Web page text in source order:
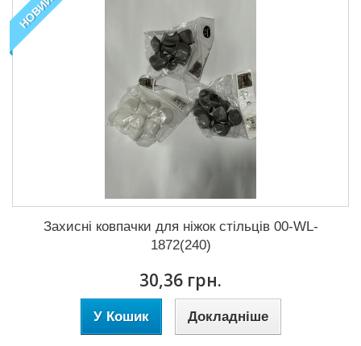
НОВИЙ
Захисні ковпачки для ніжок стільців 00-WL-
1872(240)
30,36 грн.
У Кошик Докладніше